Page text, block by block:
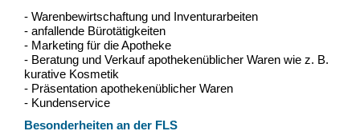
- Warenbewirtschaftung und Inventurarbeiten
- anfallende Bürotätigkeiten
- Marketing für die Apotheke
- Beratung und Verkauf apothekenüblicher Waren wie z. B.
kurative Kosmetik
- Präsentation apothekenüblicher Waren
- Kundenservice
Besonderheiten an der FLS